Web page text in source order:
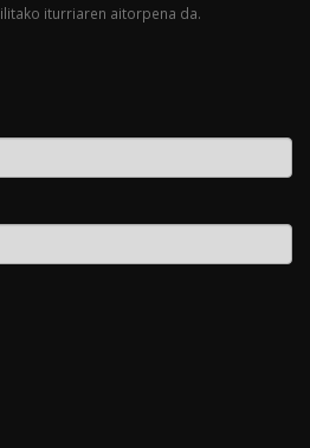
iturriaren aitorpena da.